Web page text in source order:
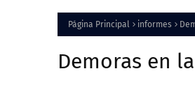
Página Principal informes
Demoras en